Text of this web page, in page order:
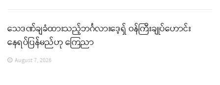
သေဒဏ်ချခံထားသည့်ဘင်္ဂလားဒေ့ရှ် ဝန်ကြီးချုပ်ဟောင်း
နေရပ်ပြန်မည်ဟု ကြေညာ
August 7, 2026